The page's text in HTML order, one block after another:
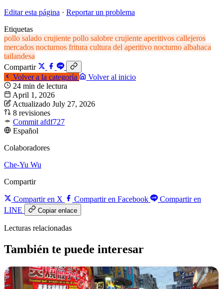
Editar esta página · Reportar un problema
Etiquetas
pollo salado crujiente pollo salobre crujiente aperitivos callejeros
mercados nocturnos fritura cultura del aperitivo nocturno albahaca
tailandesa
Compartir
Volver a la categoría
Volver al inicio
24 min de lectura
April 1, 2026
Actualizado July 27, 2026
8 revisiones
Commit afdf727
Español
Colaboradores
Che-Yu Wu
Compartir
Compartir en X Compartir en Facebook
Compartir en
LINE
Copiar enlace
Lecturas relacionadas
También te puede interesar